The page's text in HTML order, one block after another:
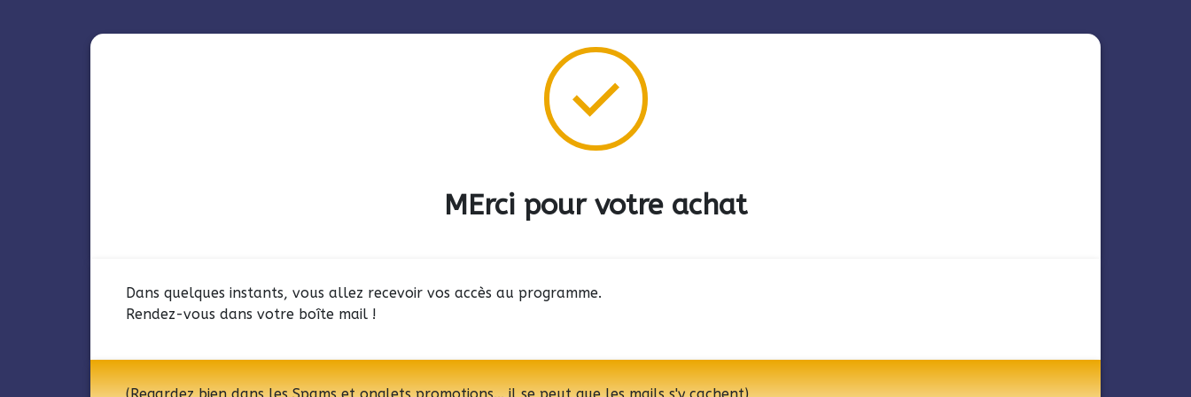
MErci pour votre achat
Dans quelques instants, vous allez recevoir vos accès au programme.
Rendez-vous dans votre boîte mail !